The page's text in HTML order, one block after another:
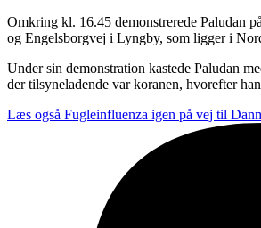
Omkring kl. 16.45 demonstrerede Paludan
og Engelsborgvej i Lyngby, som ligger i
Under sin demonstration kastede Paludan
der tilsyneladende var koranen, hvorefter
Læs også Fugleinfluenza igen på vej til